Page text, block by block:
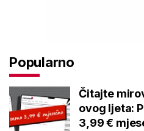
Popularno
Čitajte
ovog ljeta:
3,99 €